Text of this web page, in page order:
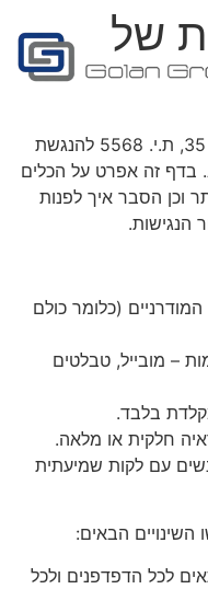
של
האתר מונגש לחלוטין בהתאם לתקנה 35, ת.י. 5568 להנגשת
אתרי אינטרנט ו Wcag 2.0. בתקן AA. בדף זה אפרט על הכלים
וכן הסבר איך לפנות
הנגישות.
(כלומר כולם
– מובייל, טבלטים
עם לקות שמיעתית
הבאים:
לכל הדפדפנים ולכל